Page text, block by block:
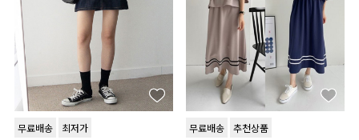
무료배송 최저가 무료배송 추천상품